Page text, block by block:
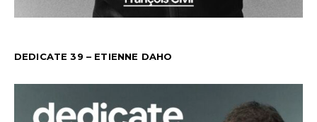
DEDICATE 39 – ETIENNE DAHO